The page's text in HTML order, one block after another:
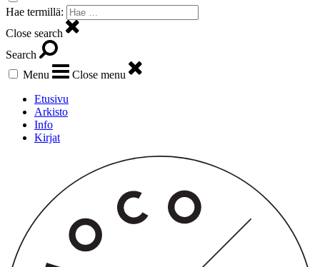
Hae termillä:
Close search
Search
Menu
Close menu
Etusivu
Arkisto
Info
Kirjat